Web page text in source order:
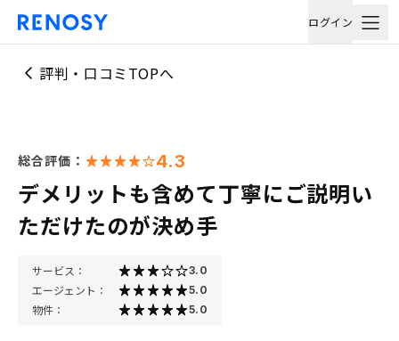
ログイン
評判・口コミTOPへ
総合評価： 4.3
デメリットも含めて丁寧にご説明い
ただけたのが決め手
サービス： 3.0
エージェント： 5.0
物件： 5.0